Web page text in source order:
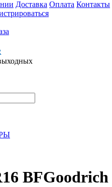
Доставка Оплата Контакты